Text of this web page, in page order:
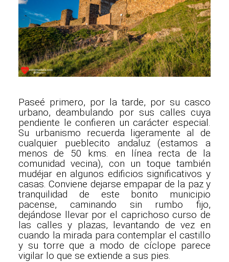
Paseé primero, por la tarde, por su casco
urbano, deambulando por sus calles cuya
pendiente le confieren un carácter especial.
Su urbanismo recuerda ligeramente al de
cualquier pueblecito andaluz (estamos a
menos de 50 kms. en línea recta de la
comunidad vecina), con un toque también
mudéjar en algunos edificios significativos y
casas. Conviene dejarse empapar de la paz y
tranquilidad de este bonito municipio
pacense, caminando sin rumbo fijo,
dejándose llevar por el caprichoso curso de
las calles y plazas, levantando de vez en
cuando la mirada para contemplar el castillo
y su torre que a modo de cíclope parece
vigilar lo que se extiende a sus pies.